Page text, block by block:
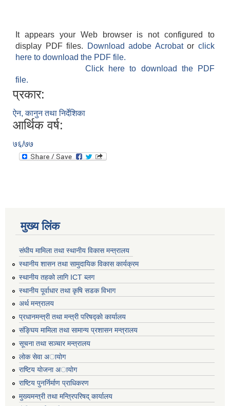
It appears your Web browser is not configured to
display PDF files.
Download adobe Acrobatorclick
here to download the PDF file.
Click here to download the PDF
file.
प्रकार:
ऐन, कानुन तथा निर्देशिका
आर्थिक वर्ष:
७६/७७
मुख्य लिंक
संघीय मामिला तथा स्थानीय विकास मन्त्रालय
स्थानीय शासन तथा सामुदायिक विकास कार्यक्रम
स्थानीय तहको लागि ICT ब्लग
स्थानीय पूर्वाधार तथा कृषि सडक विभाग
अर्थ मन्त्रालय
प्रधानमन्त्री तथा मन्त्री परिषद्काे कार्यालय
संङ्घिय मामिला तथा सामान्य प्रशासन मन्त्रालय
सूचना तथा सञ्चार मन्त्रालय
लाेक सेवा अायाेग
राष्टिय याेजना अायाेग
राष्टिय पुनर्निर्माण प्राधिकरण
मुख्यमन्त्री तथा मन्त्रिपरिषद् कार्यालय